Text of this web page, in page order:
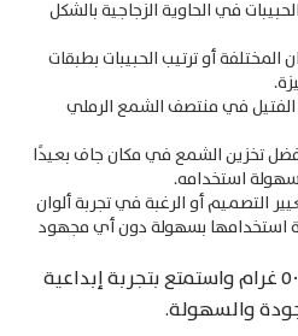
في الحاوية الزجاجية بالشكل
المختلفة أو ترتيب الحبيبات بطبقات
في منتصف الشمع الرملي
تخزين الشمع في مكان جاف بعيدًا
استخدامه.
التصميم أو الرغبة في تجربة ألوان
استخدامها بسهولة دون أي مجهود
احصل الآن على شمع رملي ٥٠٠ غرام واستمتع بتجربة إبداعية
والسهولة.